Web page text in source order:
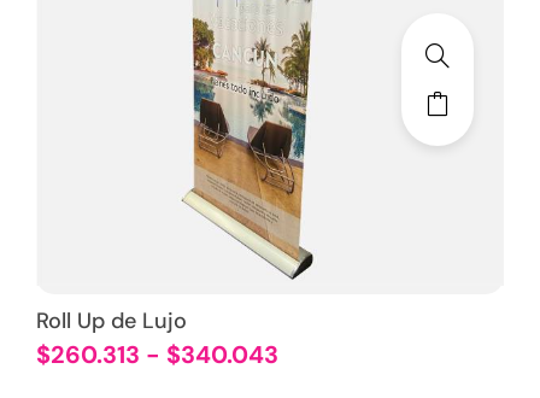
Roll Up de Lujo
$260.313 - $340.043